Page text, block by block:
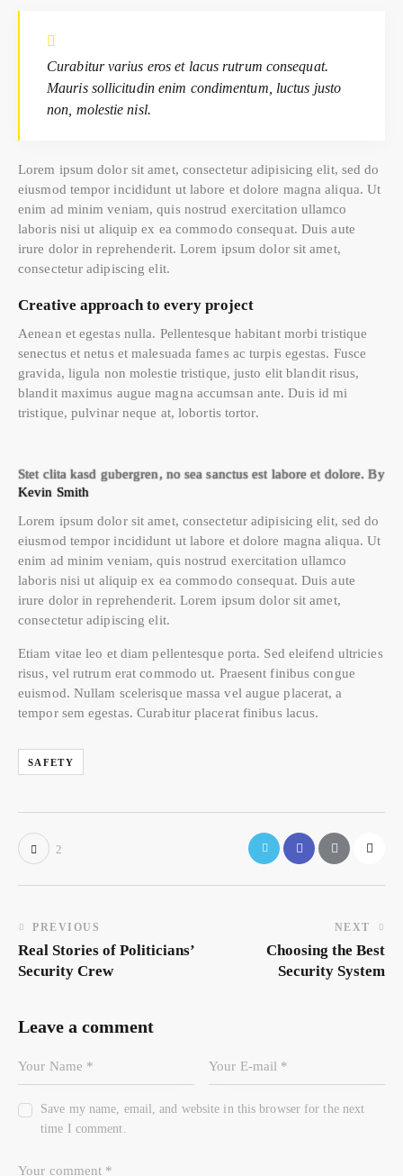
Curabitur varius eros et lacus rutrum consequat.
Mauris sollicitudin enim condimentum, luctus justo
non, molestie nisl.
Lorem ipsum dolor sit amet, consectetur adipisicing elit, sed do
eiusmod tempor incididunt ut labore et dolore magna aliqua. Ut
enim ad minim veniam, quis nostrud exercitation ullamco
laboris nisi ut aliquip ex ea commodo consequat. Duis aute
irure dolor in reprehenderit. Lorem ipsum dolor sit amet,
consectetur adipiscing elit.
Creative approach to every project
Aenean et egestas nulla. Pellentesque habitant morbi tristique
senectus et netus et malesuada fames ac turpis egestas. Fusce
gravida, ligula non molestie tristique, justo elit blandit risus,
blandit maximus augue magna accumsan ante. Duis id mi
tristique, pulvinar neque at, lobortis tortor.
Stet clita kasd gubergren, no sea sanctus est labore et dolore. By
Kevin Smith
Lorem ipsum dolor sit amet, consectetur adipisicing elit, sed do
eiusmod tempor incididunt ut labore et dolore magna aliqua. Ut
enim ad minim veniam, quis nostrud exercitation ullamco
laboris nisi ut aliquip ex ea commodo consequat. Duis aute
irure dolor in reprehenderit. Lorem ipsum dolor sit amet,
consectetur adipiscing elit.
Etiam vitae leo et diam pellentesque porta. Sed eleifend ultricies
risus, vel rutrum erat commodo ut. Praesent finibus congue
euismod. Nullam scelerisque massa vel augue placerat, a
tempor sem egestas. Curabitur placerat finibus lacus.
SAFETY
2
PREVIOUS
Real Stories of Politicians’
Security Crew
NEXT
Choosing the Best
Security System
Leave a comment
Save my name, email, and website in this browser for the next
time I comment.